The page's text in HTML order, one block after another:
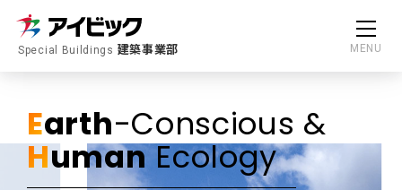
Special Buildings 建築事業部 MENU
Earth-Conscious &
HumanEcology